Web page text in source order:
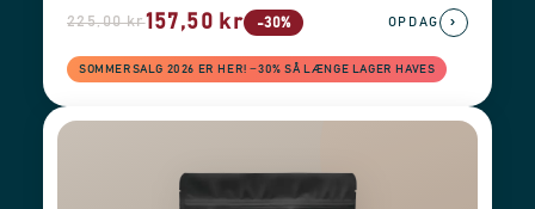
225,00 kr157,50 kr -30%
SOMMERSALG 2026 ER HER! −30% SÅ LÆNGE LAGER HAVES
OPDAG ›